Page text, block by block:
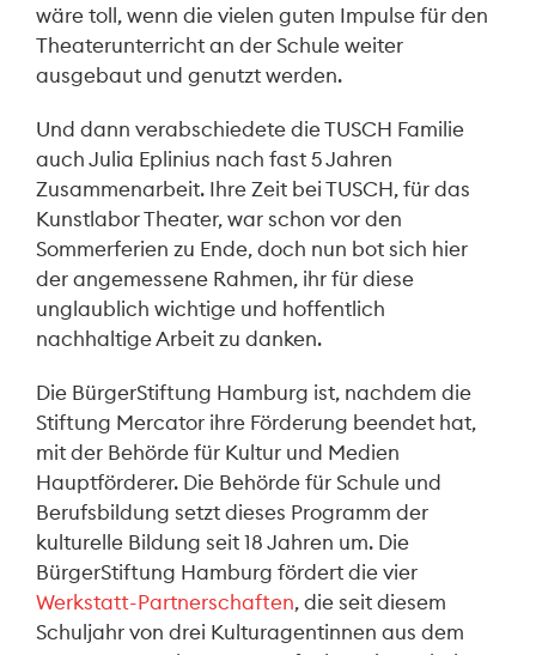
wäre toll, wenn die vielen guten Impulse für den
Theaterunterricht an der Schule weiter
ausgebaut und genutzt werden.
Und dann verabschiedete die TUSCH Familie
auch Julia Eplinius nach fast 5 Jahren
Zusammenarbeit. Ihre Zeit bei TUSCH, für das
Kunstlabor Theater, war schon vor den
Sommerferien zu Ende, doch nun bot sich hier
der angemessene Rahmen, ihr für diese
unglaublich wichtige und hoffentlich
nachhaltige Arbeit zu danken.
Die BürgerStiftung Hamburg ist, nachdem die
Stiftung Mercator ihre Förderung beendet hat,
mit der Behörde für Kultur und Medien
Hauptförderer. Die Behörde für Schule und
Berufsbildung setzt dieses Programm der
kulturelle Bildung seit 18 Jahren um. Die
BürgerStiftung Hamburg fördert die vier
Werkstatt-Partnerschaften, die seit diesem
Schuljahr von drei Kulturagentinnen aus dem